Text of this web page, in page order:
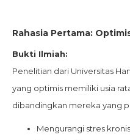
Bukti Ilmiah:
Penelitian dari Universitas
yang optimis memiliki usia
dibandingkan mereka yang
Mengurangi stres kronis